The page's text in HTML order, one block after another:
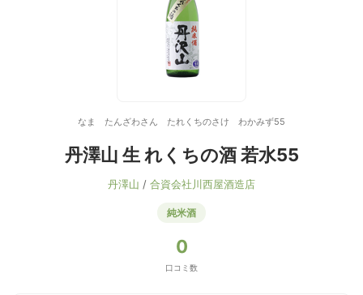
なま たんざわさん たれくちのさけ わかみず55
丹澤山 生 れくちの酒 若水55
丹澤山 / 合資会社川西屋酒造店
純米酒
0
口コミ数